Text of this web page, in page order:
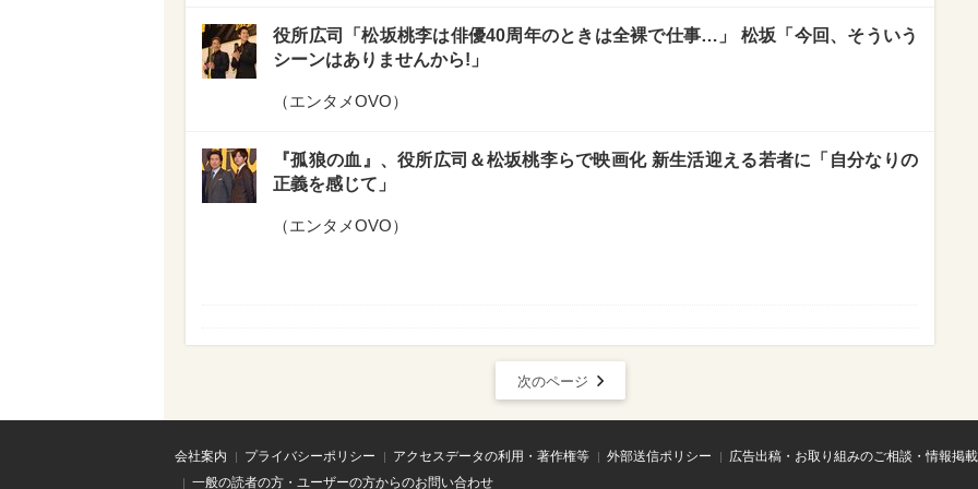
役所広司「松坂桃李は俳優40周年のときは全裸で仕事…」 松坂「今回、そういう
シーンはありませんから!」
（エンタメOVO）
『孤狼の血』、役所広司＆松坂桃李らで映画化 新生活迎える若者に「自分なりの
正義を感じて」
（エンタメOVO）
次のページ
会社案内 プライバシーポリシー アクセスデータの利用・著作権等 外部送信ポリシー
広告出稿・お取り組みのご相談・情報掲
一般の読者の方・ユーザーの方からのお問い合わせ